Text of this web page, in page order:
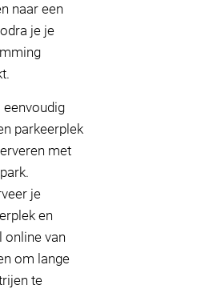
naar een
je je
eenvoudig
parkeerplek
met
je
en
online van
om lange
te